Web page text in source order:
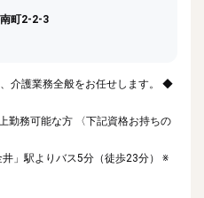
町2-2-3
介護業務全般をお任せします。 ◆
務可能な方 〈下記資格お持ちの
」駅よりバス5分（徒歩23分） ※